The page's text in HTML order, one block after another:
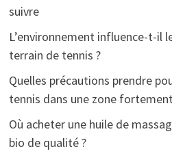
suivre
L’environnement influence-t-il
terrain de tennis ?
Quelles précautions prendre
tennis dans une zone
Où acheter une huile de
bio de qualité ?